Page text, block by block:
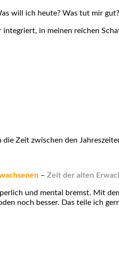
will ich heute? Was tut mir gut?
integriert, in meinen reichen
Zeit zwischen den
– Zeit der alten
und mental bremst. Mit
noch besser. Das teile ich